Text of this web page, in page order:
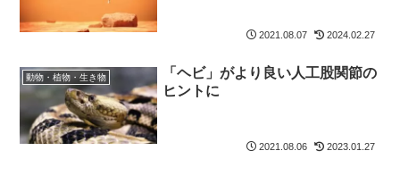
2021.08.07 2024.02.27
動物・植物・生き物
「ヘビ」がより良い人工股関節の
ヒントに
2021.08.06 2023.01.27